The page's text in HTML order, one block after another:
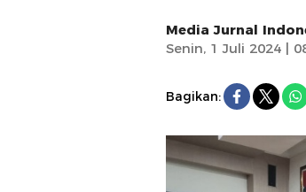
Media Jurnal
Senin, 1 Juli 2024 |
Bagikan: